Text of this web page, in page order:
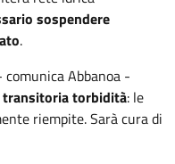
sospendere
.
Abbanoa -
transitoria torbidità: le
riempite. Sarà cura di